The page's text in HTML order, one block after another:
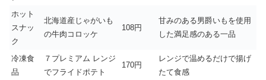
ホット
スナッ
ク
北海道産じゃがいも
の牛肉コロッケ
108円
甘みのある男爵いもを使用
した満足感のある一品
冷凍食
品
７プレミアム レンジ
でフライドポテト
170円
レンジで温めるだけで揚げ
たて食感